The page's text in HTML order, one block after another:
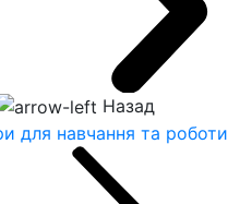
Назад
для навчання та роботи